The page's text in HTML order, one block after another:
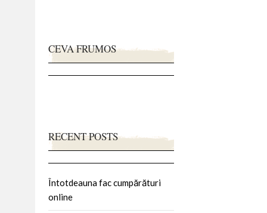
CEVA FRUMOS
RECENT POSTS
Întotdeauna fac cumpărături
online